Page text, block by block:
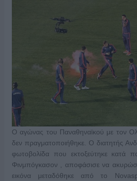
Ο αγώνας του Παναθηναϊκού με τον
δεν πραγματοποιήθηκε. Ο διατητής
φωτοβολίδα που εκτοξεύτηκε κατά
Φινμπόγκασον , αποφάσισε να
εικόνα μεταδόθηκε από το